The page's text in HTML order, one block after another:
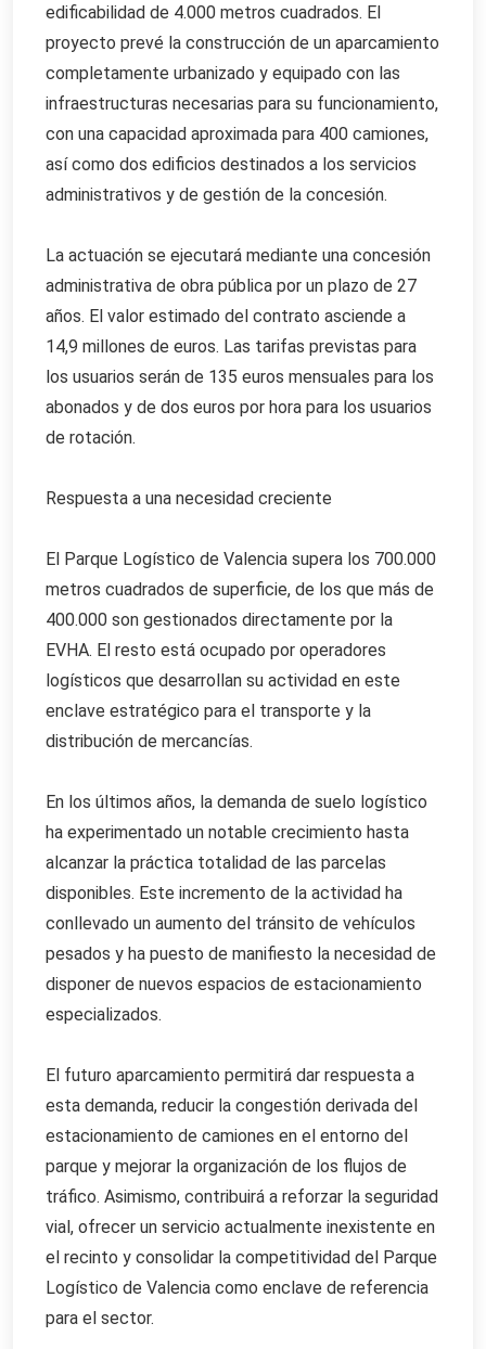
edificabilidad de 4.000 metros cuadrados. El
proyecto prevé la construcción de un aparcamiento
completamente urbanizado y equipado con las
infraestructuras necesarias para su funcionamiento,
con una capacidad aproximada para 400 camiones,
así como dos edificios destinados a los servicios
administrativos y de gestión de la concesión.
La actuación se ejecutará mediante una concesión
administrativa de obra pública por un plazo de 27
años. El valor estimado del contrato asciende a
14,9 millones de euros. Las tarifas previstas para
los usuarios serán de 135 euros mensuales para los
abonados y de dos euros por hora para los usuarios
de rotación.
Respuesta a una necesidad creciente
El Parque Logístico de Valencia supera los 700.000
metros cuadrados de superficie, de los que más de
400.000 son gestionados directamente por la
EVHA. El resto está ocupado por operadores
logísticos que desarrollan su actividad en este
enclave estratégico para el transporte y la
distribución de mercancías.
En los últimos años, la demanda de suelo logístico
ha experimentado un notable crecimiento hasta
alcanzar la práctica totalidad de las parcelas
disponibles. Este incremento de la actividad ha
conllevado un aumento del tránsito de vehículos
pesados y ha puesto de manifiesto la necesidad de
disponer de nuevos espacios de estacionamiento
especializados.
El futuro aparcamiento permitirá dar respuesta a
esta demanda, reducir la congestión derivada del
estacionamiento de camiones en el entorno del
parque y mejorar la organización de los flujos de
tráfico. Asimismo, contribuirá a reforzar la seguridad
vial, ofrecer un servicio actualmente inexistente en
el recinto y consolidar la competitividad del Parque
Logístico de Valencia como enclave de referencia
para el sector.